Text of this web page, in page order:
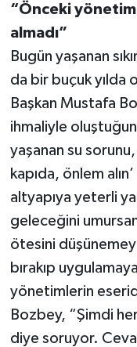
“Önceki
almadı”
Bugün yaşanan
da bir buçuk yılda
Başkan Mustafa
ihmaliyle
yaşanan su sorunu,
kapıda, önlem
altyapıya yeterli
geleceğini
ötesini
bırakıp
yönetimlerin
Bozbey, “Şimdi
diye soruyor.